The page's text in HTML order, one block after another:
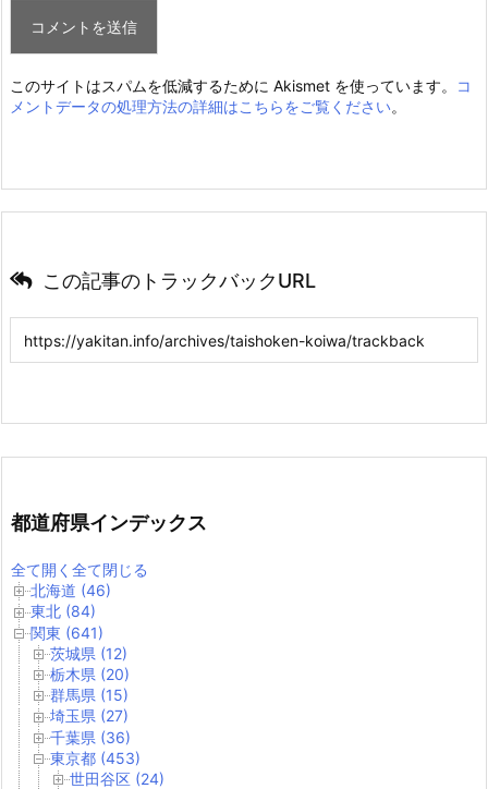
このサイトはスパムを低減するために Akismet を使っています。
コ
メントデータの処理方法の詳細はこちらをご覧ください。
この記事のトラックバックURL
都道府県インデックス
全て開く 全て閉じる
北海道 (46)
東北 (84)
関東 (641)
茨城県 (12)
栃木県 (20)
群馬県 (15)
埼玉県 (27)
千葉県 (36)
東京都 (453)
世田谷区 (24)